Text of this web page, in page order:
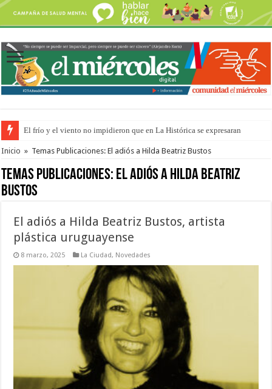
El frío y el viento no impidieron que en La Histórica se expresaran
OSER: Frigerio aseguró que mejoraron el servicio, redujeron el déficit en
Inicio » Temas Publicaciones: El adiós a Hilda Beatriz Bustos
Temas Publicaciones: El adiós a Hilda Beatriz
Bustos
El adiós a Hilda Beatriz Bustos, artista
plástica uruguayense
8 marzo, 2025 La Ciudad, Novedades